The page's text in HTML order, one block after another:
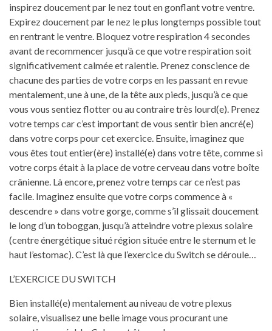
inspirez doucement par le nez tout en gonflant votre ventre.
Expirez doucement par le nez le plus longtemps possible tout
en rentrant le ventre. Bloquez votre respiration 4 secondes
avant de recommencer jusqu’à ce que votre respiration soit
significativement calmée et ralentie. Prenez conscience de
chacune des parties de votre corps en les passant en revue
mentalement, une à une, de la tête aux pieds, jusqu’à ce que
vous vous sentiez flotter ou au contraire très lourd(e). Prenez
votre temps car c’est important de vous sentir bien ancré(e)
dans votre corps pour cet exercice. Ensuite, imaginez que
vous êtes tout entier(ère) installé(e) dans votre tête, comme si
votre corps était à la place de votre cerveau dans votre boîte
crânienne. Là encore, prenez votre temps car ce n’est pas
facile. Imaginez ensuite que votre corps commence à «
descendre » dans votre gorge, comme s’il glissait doucement
le long d’un toboggan, jusqu’à atteindre votre plexus solaire
(centre énergétique situé région située entre le sternum et le
haut l’estomac). C’est là que l’exercice du Switch se déroule…
L’EXERCICE DU SWITCH
Bien installé(e) mentalement au niveau de votre plexus
solaire, visualisez une belle image vous procurant une